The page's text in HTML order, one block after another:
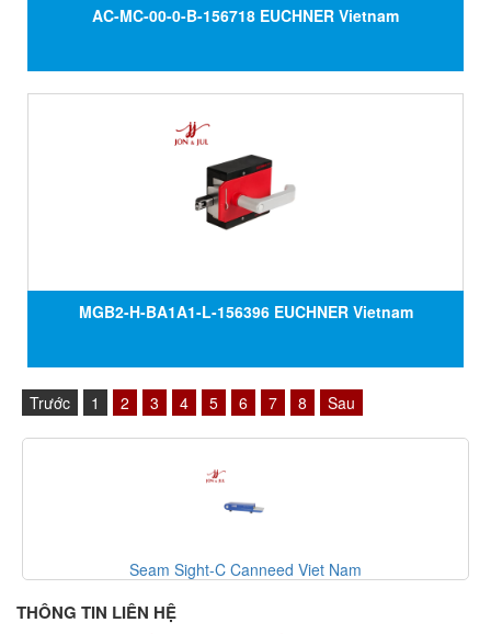
AC-MC-00-0-B-156718 EUCHNER Vietnam
MGB2-H-BA1A1-L-156396 EUCHNER Vietnam
Trước 1 2 3 4 5 6 7 8 Sau
List code 2 Xtralis Vietnam
THÔNG TIN LIÊN HỆ